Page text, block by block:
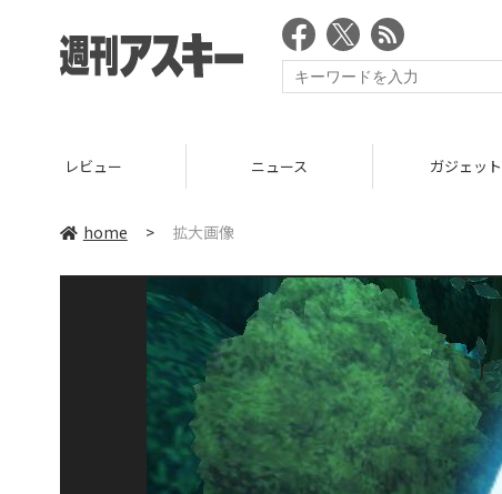
レビュー ニュース ガジェット
home > 拡大画像